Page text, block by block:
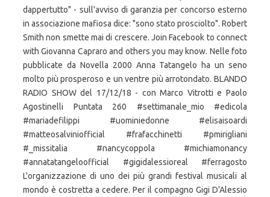
dappertutto" - sull'avviso di garanzia per concorso esterno
in associazione mafiosa dice: "sono stato prosciolto". Robert
Smith non smette mai di crescere. Join Facebook to connect
with Giovanna Capraro and others you may know. Nelle foto
pubblicate da Novella 2000 Anna Tatangelo ha un seno
molto più prosperoso e un ventre più arrotondato. BLANDO
RADIO SHOW del 17/12/18 - con Marco Vitrotti e Paolo
Agostinelli Puntata 260 #settimanale_mio #edicola
#mariadefilippi #uominiedonne #elisaisoardi
#matteosalviniofficial #frafacchinetti #pmirigliani
#_missitalia #nancycoppola #michiamonancy
#annatatangeloofficial #gigidalessioreal #ferragosto
L'organizzazione di uno dei più grandi festival musicali al
mondo è costretta a cedere. Per il compagno Gigi D'Alessio